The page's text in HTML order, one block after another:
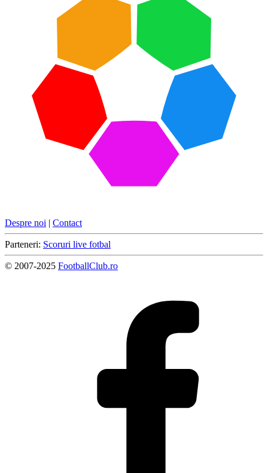
Despre noi | Contact
Parteneri: Scoruri live fotbal
© 2007-2025 FootballClub.ro